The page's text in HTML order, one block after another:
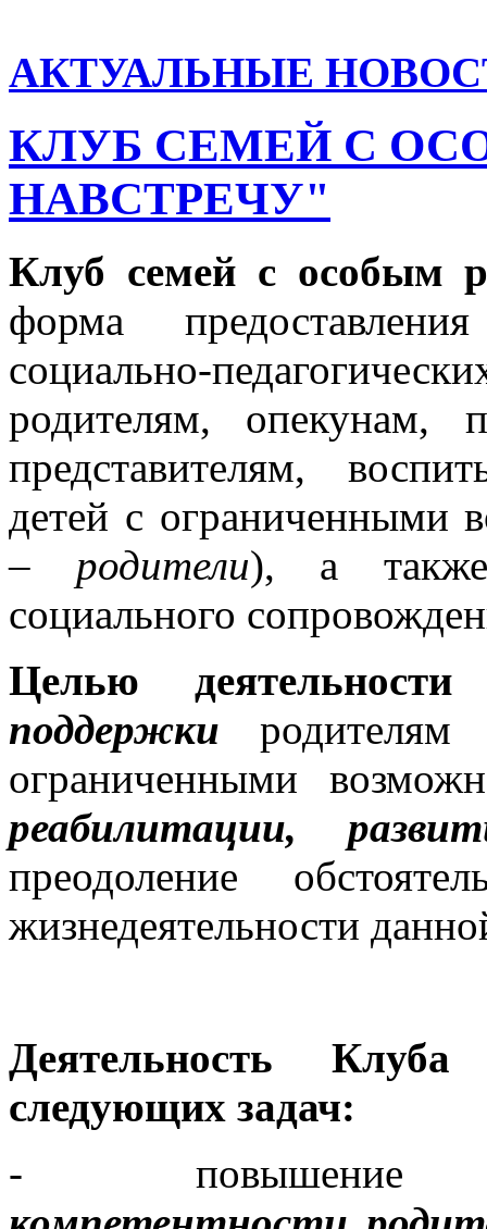
АКТУАЛЬНЫЕ
КЛУБ СЕМЕЙ С
НАВСТРЕЧУ"
Клуб семей с особым
форма предоставления
социально-
родителям, опекунам,
представителям,
детей с ограниченными
– родители), а также
социального
Целью
поддержки родителям
ограниченными
реабилитации,
преодоление
жизнедеятельности
Деятельность
следующих задач:
- повышение